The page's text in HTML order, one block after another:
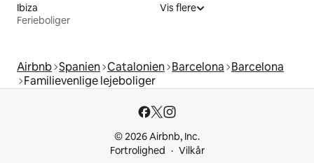
Ibiza
Ferieboliger
Vis flere
Airbnb Spanien Catalonien Barcelona Barcelona
Familievenlige lejeboliger
© 2026 Airbnb, Inc.
Fortrolighed
Vilkår